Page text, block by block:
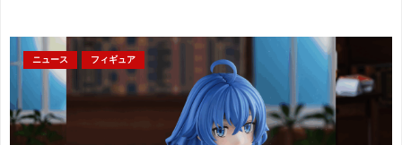
ニュース フィギュア